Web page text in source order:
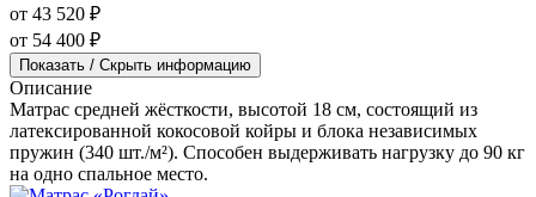
от 43 520 ₽
от 54 400 ₽
Показать / Скрыть информацию
Описание
Матрас средней жёсткости, высотой 18 см, состоящий из
латексированной кокосовой койры и блока независимых
пружин (340 шт./м²). Способен выдерживать нагрузку до 90 кг
на одно спальное место.